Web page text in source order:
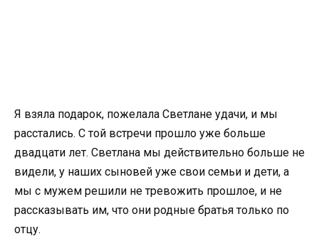
Я взяла подарок, пожелала Светлане удачи, и мы
расстались. С той встречи прошло уже больше
двадцати лет. Светлана мы действительно больше не
видели, у наших сыновей уже свои семьи и дети, а
мы с мужем решили не тревожить прошлое, и не
рассказывать им, что они родные братья только по
отцу.